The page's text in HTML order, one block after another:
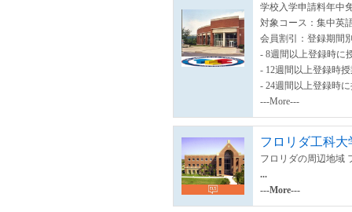
学校入学申請料年中
対象コース：集中英
会員割引：登録期間
- 8週間以上登録時に
- 12週間以上登録時
- 24週間以上登録時
---More---
フロリダ工科
フロリダの周辺地域
...
---More---